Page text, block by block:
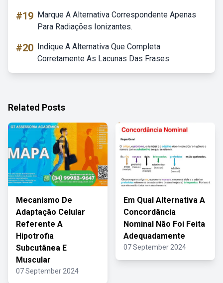
#19 Marque A Alternativa Correspondente Apenas
Para Radiações Ionizantes.
#20 Indique A Alternativa Que Completa
Corretamente As Lacunas Das Frases
Related Posts
Mecanismo De
Adaptação Celular
Referente A
Hipotrofia
Subcutânea E
Muscular
07 September 2024
Em Qual Alternativa A
Concordância
Nominal Não Foi Feita
Adequadamente
07 September 2024